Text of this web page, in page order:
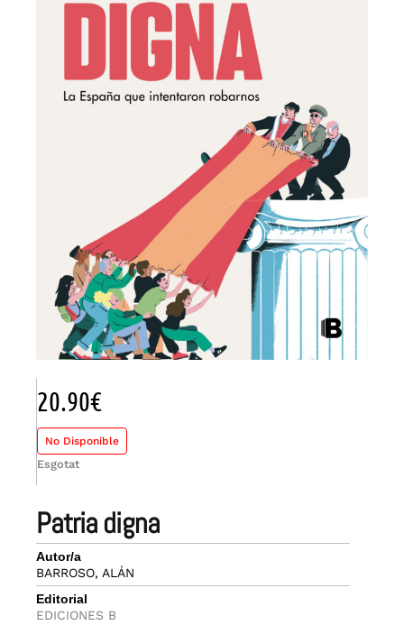
patria digna
Autor/a
BARROSO, ALÁN
Editorial
EDICIONES B
20.90€
No Disponible
Esgotat